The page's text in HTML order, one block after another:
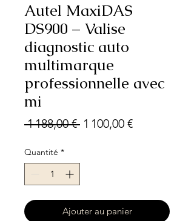
Autel MaxiDAS
DS900 – Valise
diagnostic auto
multimarque
professionnelle avec
mi
1 188,00 € Prix
1 100,00 €Prix
Quantité *
Ajouter au panier